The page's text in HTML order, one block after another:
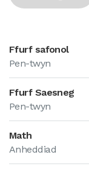
Ffurf safonol
Pen-twyn
Ffurf Saesneg
Pen-twyn
Math
Anheddiad